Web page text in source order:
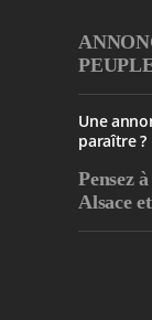
Une
paraître ?
Pensez
Alsace